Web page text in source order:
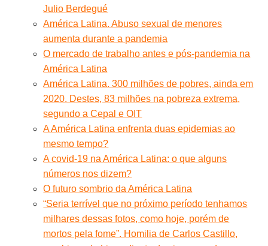
Julio Berdegué
América Latina. Abuso sexual de menores
aumenta durante a pandemia
O mercado de trabalho antes e pós-pandemia na
América Latina
América Latina. 300 milhões de pobres, ainda em
2020. Destes, 83 milhões na pobreza extrema,
segundo a Cepal e OIT
A América Latina enfrenta duas epidemias ao
mesmo tempo?
A covid-19 na América Latina: o que alguns
números nos dizem?
O futuro sombrio da América Latina
“Seria terrível que no próximo período tenhamos
milhares dessas fotos, como hoje, porém de
mortos pela fome”. Homilia de Carlos Castillo,